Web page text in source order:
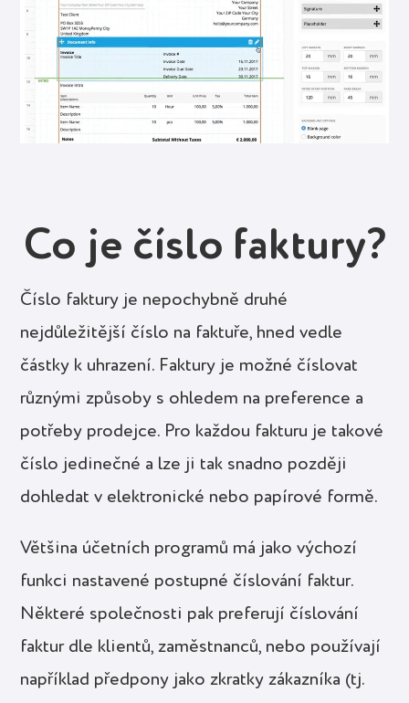
Co je číslo faktury?
Číslo faktury je nepochybně druhé
nejdůležitější číslo na faktuře, hned vedle
částky k uhrazení. Faktury je možné číslovat
různými způsoby s ohledem na preference a
potřeby prodejce. Pro každou fakturu je takové
číslo jedinečné a lze ji tak snadno později
dohledat v elektronické nebo papírové formě.
Většina účetních programů má jako výchozí
funkci nastavené postupné číslování faktur.
Některé společnosti pak preferují číslování
faktur dle klientů, zaměstnanců, nebo používají
například předpony jako zkratky zákazníka (tj.